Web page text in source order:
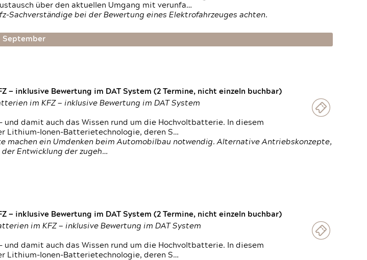
über den aktuellen Umgang mit verunfa…
Sachverständige bei der Bewertung eines Elektrofahrzeuges achten.
September
— inklusive Bewertung im DAT System (2 Termine, nicht einzeln buchbar)
im KFZ — inklusive Bewertung im DAT System
und damit auch das Wissen rund um die Hochvoltbatterie. In diesem
Lithium-Ionen-Batterietechnologie, deren S…
machen ein Umdenken beim Automobilbau notwendig. Alternative Antriebskonzepte,
Entwicklung der zugeh…
— inklusive Bewertung im DAT System (2 Termine, nicht einzeln buchbar)
im KFZ — inklusive Bewertung im DAT System
und damit auch das Wissen rund um die Hochvoltbatterie. In diesem
Lithium-Ionen-Batterietechnologie, deren S…